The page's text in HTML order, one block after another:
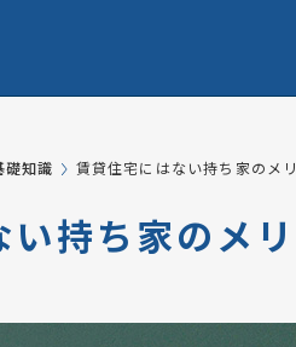
礎知識 賃貸住宅にはない持ち家のメ
持ち家のメ